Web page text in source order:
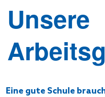
Unsere
Eine gute Schule